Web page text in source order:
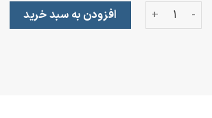
گند زدن بس است عددافزودن به سبد خرید